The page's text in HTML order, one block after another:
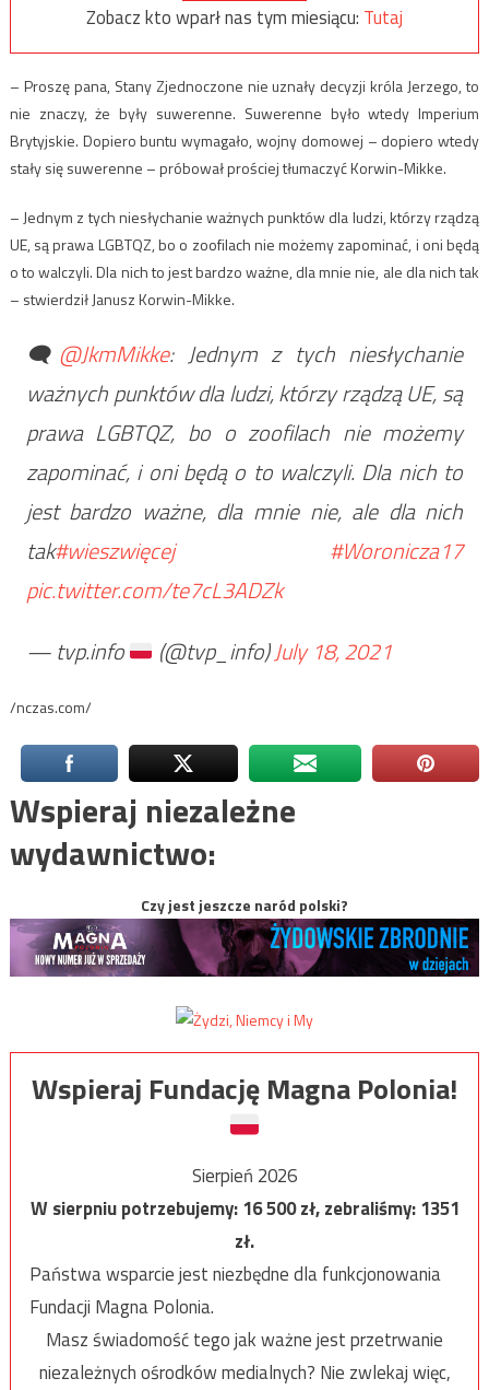
Zobacz kto wparł nas tym miesiącu: Tutaj
– Proszę pana, Stany Zjednoczone nie uznały decyzji króla Jerzego, to
nie znaczy, że były suwerenne. Suwerenne było wtedy Imperium
Brytyjskie. Dopiero buntu wymagało, wojny domowej – dopiero wtedy
stały się suwerenne – próbował prościej tłumaczyć Korwin-Mikke.
– Jednym z tych niesłychanie ważnych punktów dla ludzi, którzy rządzą
UE, są prawa LGBTQZ, bo o zoofilach nie możemy zapominać, i oni będą
o to walczyli. Dla nich to jest bardzo ważne, dla mnie nie, ale dla nich tak
– stwierdził Janusz Korwin-Mikke.
🗨️ @JkmMikke: Jednym z tych niesłychanie
ważnych punktów dla ludzi, którzy rządzą UE, są
prawa LGBTQZ, bo o zoofilach nie możemy
zapominać, i oni będą o to walczyli. Dla nich to
jest bardzo ważne, dla mnie nie, ale dla nich
tak#wieszwięcej
#Woronicza17
pic.twitter.com/te7cL3ADZk
— tvp.info
(@tvp_info)July 18, 2021
/nczas.com/
Wspieraj niezależne
wydawnictwo:
Czy jest jeszcze naród polski?
Wspieraj Fundację Magna Polonia!
Sierpień 2026
W sierpniu potrzebujemy:16 500zł, zebraliśmy:1351
zł.
Państwa wsparcie jest niezbędne dla funkcjonowania
Fundacji Magna Polonia.
Masz świadomość tego jak ważne jest przetrwanie
niezależnych ośrodków medialnych? Nie zwlekaj więc,